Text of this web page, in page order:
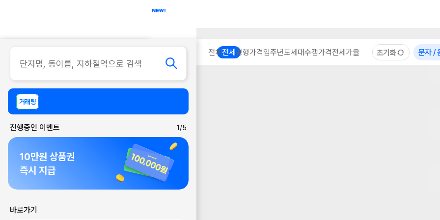
사무실
거래량
진행중인 이벤트 1/5
10만원 상품권
즉시 지급
바로가기
전체전세 평형가격입주년도세대수갭가격전세가율 초기화 문자 /